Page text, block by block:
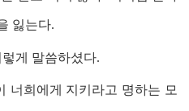
잃는다.
게 말씀하셨다.
너희에게 지키라고 명하는 모